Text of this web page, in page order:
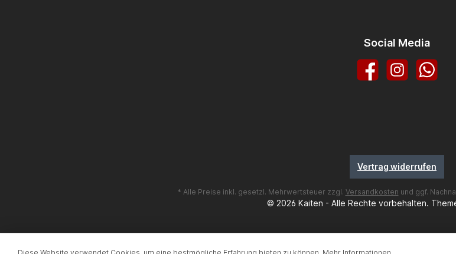
Social Media
FacebookInstagramWhatsApp
Vertrag widerrufen
* Alle Preise inkl. gesetzl. Mehrwertsteuer zzgl. Versandkosten und ggf.
© 2026 Kaiten - Alle Rechte vorbehalten.